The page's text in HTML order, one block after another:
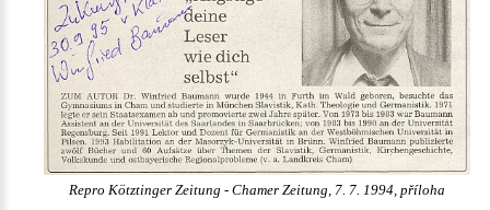
Repro Kötztinger Zeitung - Chamer Zeitung, 7. 7. 1994, příloha